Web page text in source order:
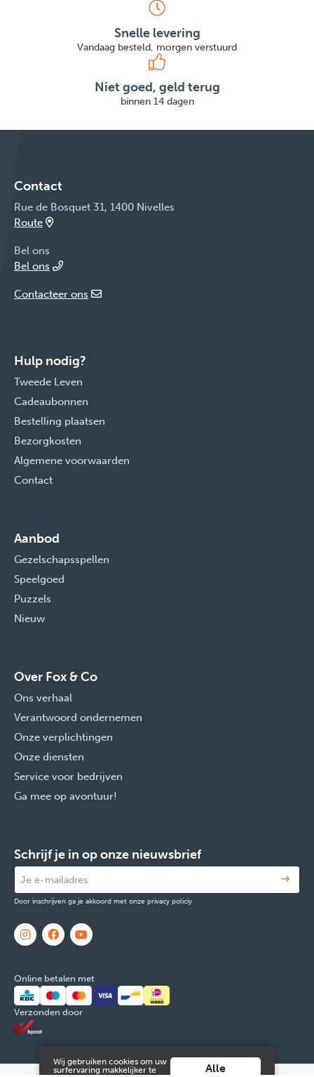
Snelle levering
Vandaag besteld, morgen verstuurd
Niet goed, geld terug
binnen 14 dagen
Contact
Rue de Bosquet 31, 1400 Nivelles
Route
Bel ons
Bel ons
Contacteer ons
Hulp nodig?
Tweede Leven
Cadeaubonnen
Bestelling plaatsen
Bezorgkosten
Algemene voorwaarden
Contact
Aanbod
Gezelschapsspellen
Speelgoed
Puzzels
Nieuw
Over Fox & Co
Ons verhaal
Verantwoord ondernemen
Onze verplichtingen
Onze diensten
Service voor bedrijven
Ga mee op avontuur!
Schrijf je in op onze nieuwsbrief
Door inschrijven ga je akkoord met onze privacy policiy
Online betalen met
Verzonden door
Wij gebruiken cookies om uw
surfervaring makkelijker te
Alle